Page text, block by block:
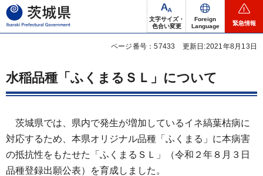
茨城県
文字サイズ・
色合い変更
Foreign
Language
緊急情報
ページ番号：57433 更新日:2021年8月13日
水稲品種「ふくまるＳＬ」について
茨城県では、県内で発生が増加しているイネ縞葉枯病に
対応するため、本県オリジナル品種「ふくまる」に本病害
の抵抗性をもたせた「ふくまるＳＬ」（令和２年８月３日
品種登録出願公表）を育成しました。